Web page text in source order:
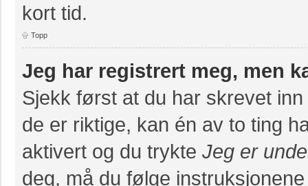
kort tid.
Topp
Jeg har registrert meg, men
Sjekk først at du har skrevet
de er riktige, kan én av to ting
aktivert og du trykte Jeg er
deg, må du følge